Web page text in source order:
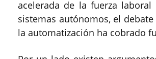
acelerada de la fuerza
sistemas autónomos, el
la automatización ha cobrado